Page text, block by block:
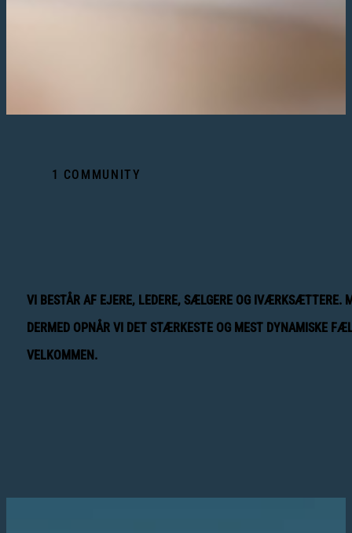
1 COMMUNITY
VI BESTÅR AF EJERE, LEDERE, SÆLGERE OG IVÆRKSÆTTERE.
DERMED OPNÅR VI DET STÆRKESTE OG MEST DYNAMISKE
VELKOMMEN.